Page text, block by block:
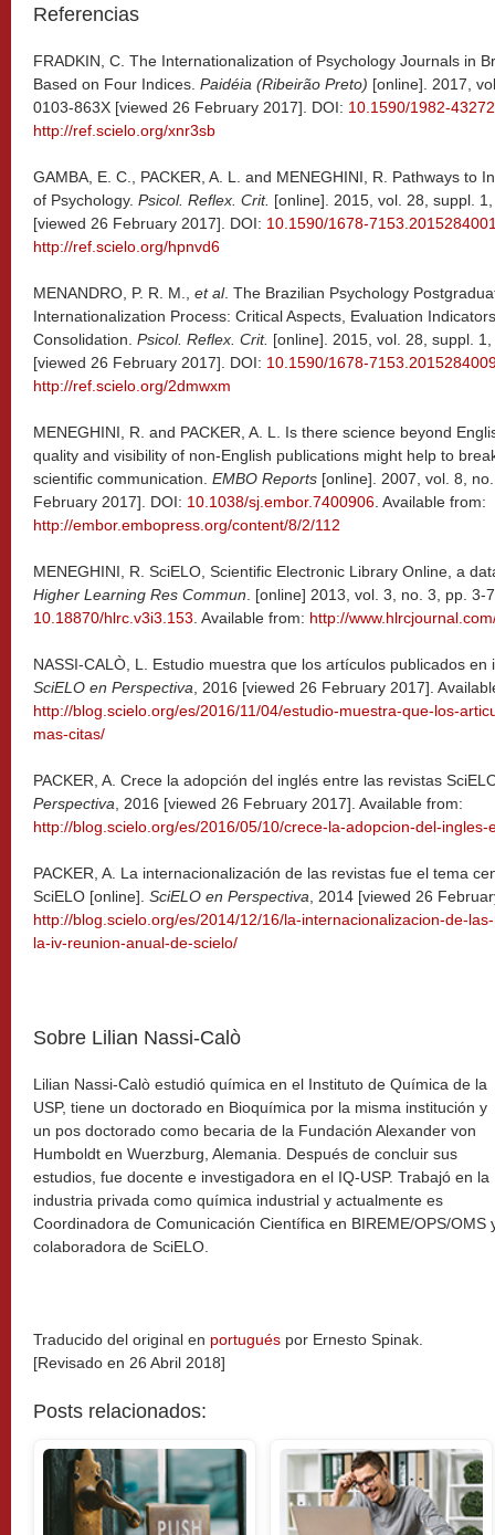
Referencias
FRADKIN, C. The Internationalization of Psychology Journals in
Based on Four Indices. Paidéia (Ribeirão Preto) [online]. 2017,
0103-863X [viewed 26 February 2017]. DOI: 10.1590/1982-
http://ref.scielo.org/xnr3sb
GAMBA, E. C., PACKER, A. L. and MENEGHINI, R. Pathways to
of Psychology. Psicol. Reflex. Crit. [online]. 2015, vol. 28, suppl.
[viewed 26 February 2017]. DOI: 10.1590/1678-
http://ref.scielo.org/hpnvd6
MENANDRO, P. R. M., et al. The Brazilian Psychology
Internationalization Process: Critical Aspects, Evaluation
Consolidation. Psicol. Reflex. Crit. [online]. 2015, vol. 28, suppl.
[viewed 26 February 2017]. DOI: 10.1590/1678-
http://ref.scielo.org/2dmwxm
MENEGHINI, R. and PACKER, A. L. Is there science beyond
quality and visibility of non-English publications might help to
scientific communication. EMBO Reports [online]. 2007, vol. 8,
February 2017]. DOI: 10.1038/sj.embor.7400906 . Available from:
http://embor.embopress.org/content/8/2/112
MENEGHINI, R. SciELO, Scientific Electronic Library Online, a
Higher Learning Res Commun . [online] 2013, vol. 3, no. 3, pp.
10.18870/hlrc.v3i3.153 . Available from: http://
NASSI-CALÒ, L. Estudio muestra que los artículos publicados
SciELO en Perspectiva , 2016 [viewed 26 February 2017].
http://blog.scielo.org/es/2016/11/04/estudio-muestra-que-los-
mas-citas/
PACKER, A. Crece la adopción del inglés entre las revistas
Perspectiva , 2016 [viewed 26 February 2017]. Available from:
http://blog.scielo.org/es/2016/05/10/crece-la-adopcion-del-
PACKER, A. La internacionalización de las revistas fue el tema
SciELO [online]. SciELO en Perspectiva , 2014 [viewed 26
http://blog.scielo.org/es/2014/12/16/la-internacionalizacion-de-
la-iv-reunion-anual-de-scielo/
Sobre Lilian Nassi-Calò
Lilian Nassi-Calò estudió química en el Instituto de Química de la
USP, tiene un doctorado en Bioquímica por la misma institución y
un pos doctorado como becaria de la Fundación Alexander von
Humboldt en Wuerzburg, Alemania. Después de concluir sus
estudios, fue docente e investigadora en el IQ-USP. Trabajó en la
industria privada como química industrial y actualmente es
Coordinadora de Comunicación Científica en BIREME/OPS/OMS
colaboradora de SciELO.
Traducido del original en portugués por Ernesto Spinak.
[Revisado en 26 Abril 2018]
Posts relacionados: